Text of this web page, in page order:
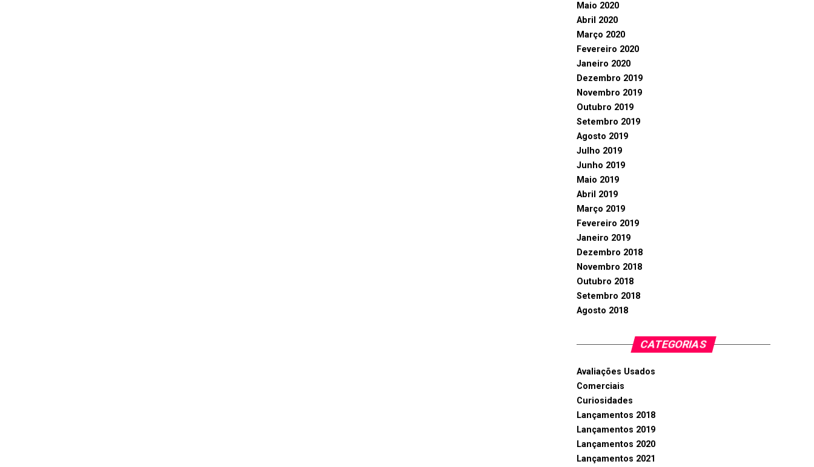
Maio 2020
Abril 2020
Março 2020
Fevereiro 2020
Janeiro 2020
Dezembro 2019
Novembro 2019
Outubro 2019
Setembro 2019
Agosto 2019
Julho 2019
Junho 2019
Maio 2019
Abril 2019
Março 2019
Fevereiro 2019
Janeiro 2019
Dezembro 2018
Novembro 2018
Outubro 2018
Setembro 2018
Agosto 2018
CATEGORIAS
Avaliações Usados
Comerciais
Curiosidades
Lançamentos 2018
Lançamentos 2019
Lançamentos 2020
Lançamentos 2021